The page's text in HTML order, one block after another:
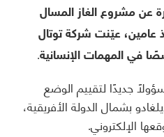
عن مشروع الغاز المسال
عيّنت شركة توتال
في المهمات الإنسانية.
جديدًا لتقييم الوضع
بشمال الدولة الأفريقية،
الإلكتروني.